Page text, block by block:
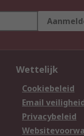
Wettelijk
Cookiebeleid
Email
Privacybeleid